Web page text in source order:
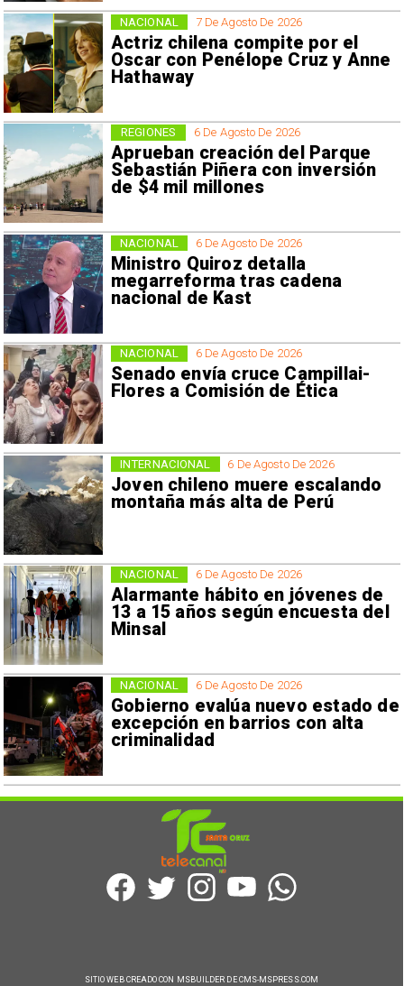
7 De Agosto De 2026
Actriz chilena compite por el
Oscar con Penélope Cruz y Anne
Hathaway
NACIONAL
6 De Agosto De 2026
Aprueban creación del Parque
Sebastián Piñera con inversión
de $4 mil millones
REGIONES
6 De Agosto De 2026
Ministro Quiroz detalla
megarreforma tras cadena
nacional de Kast
NACIONAL
6 De Agosto De 2026
Senado envía cruce Campillai-
Flores a Comisión de Ética
NACIONAL
6 De Agosto De 2026
Joven chileno muere escalando
montaña más alta de Perú
INTERNACIONAL
6 De Agosto De 2026
Alarmante hábito en jóvenes de
13 a 15 años según encuesta del
Minsal
NACIONAL
6 De Agosto De 2026
Gobierno evalúa nuevo estado de
excepción en barrios con alta
criminalidad
NACIONAL
SITIO WEB CREADO CON MSBUILDER DE CMS-MSPRESS.COM